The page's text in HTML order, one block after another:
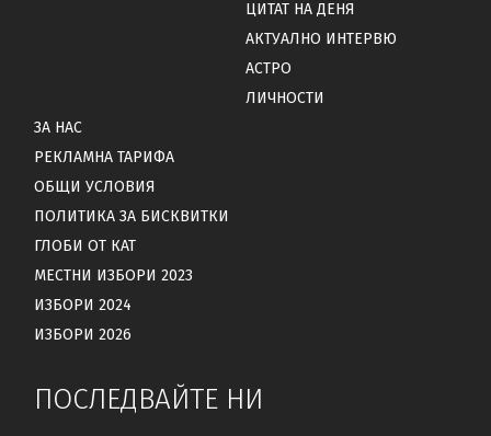
ЦИТАТ НА ДЕНЯ
АКТУАЛНО ИНТЕРВЮ
АСТРО
ЛИЧНОСТИ
ЗА НАС
РЕКЛАМНА ТАРИФА
ОБЩИ УСЛОВИЯ
ПОЛИТИКА ЗА БИСКВИТКИ
ГЛОБИ ОТ КАТ
МЕСТНИ ИЗБОРИ 2023
ИЗБОРИ 2024
ИЗБОРИ 2026
ПОСЛЕДВАЙТЕ НИ